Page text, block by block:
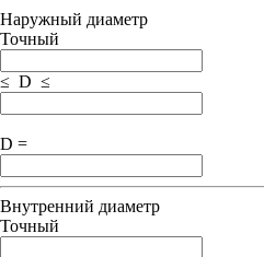
Наружный диаметр
Точный
≤ D ≤
D =
Внутренний диаметр
Точный